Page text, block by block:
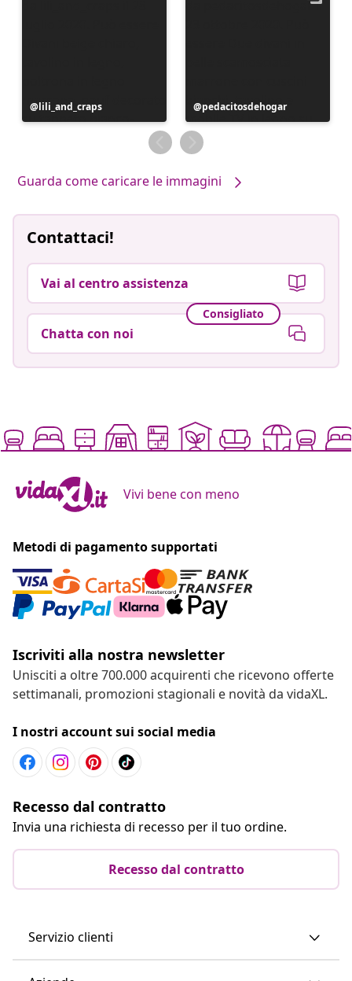
Post
pubblicato
lili_and_craps
Post
pubblicato
da
pedacitosdehogar
Guarda come caricare le immagini
Contattaci!
Vai al centro assistenza
Consigliato
Chatta con noi
Vivi bene con meno
Metodi di pagamento supportati
Iscriviti alla nostra newsletter
Unisciti a oltre 700.000 acquirenti che ricevono offerte
settimanali, promozioni stagionali e novità da vidaXL.
I nostri account sui social media
Recesso dal contratto
Invia una richiesta di recesso per il tuo ordine.
Recesso dal contratto
Servizio clienti